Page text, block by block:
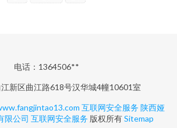
电话：1364506**
新区曲江路618号汉华城4幢10601室
互联网安全服务 陕西娅
限公司 互联网安全服务 版权所有Sitemap